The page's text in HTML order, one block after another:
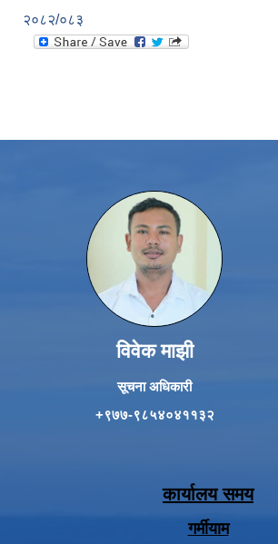
२०८२/०८३
विवेक माझी
सूचना अधिकारी
+९७७-९८५४०४११३२
कार्यालय समय
गर्मीयाम